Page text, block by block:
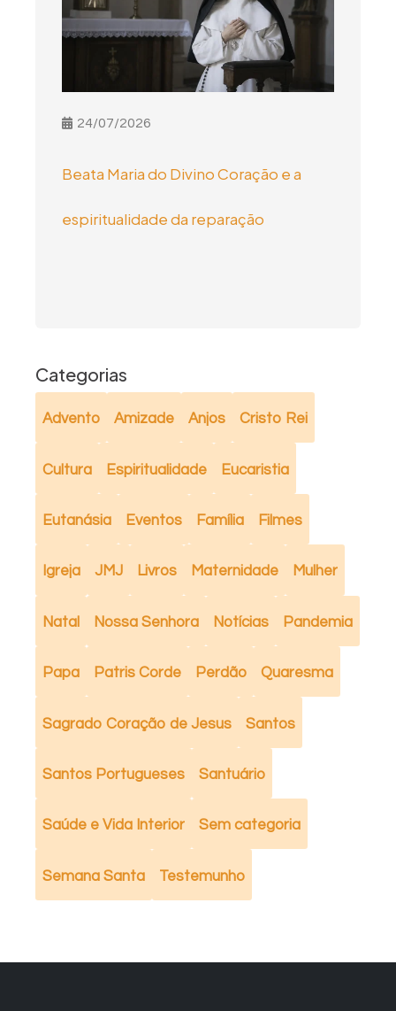
24/07/2026
Beata Maria do Divino Coração e a
espiritualidade da reparação
Categorias
Advento Amizade Anjos Cristo Rei
Cultura Espiritualidade Eucaristia
Eutanásia Eventos Família Filmes
Igreja JMJ Livros Maternidade Mulher
Natal Nossa Senhora Notícias Pandemia
Papa Patris Corde Perdão Quaresma
Sagrado Coração de Jesus Santos
Santos Portugueses Santuário
Saúde e Vida Interior Sem categoria
Semana Santa Testemunho